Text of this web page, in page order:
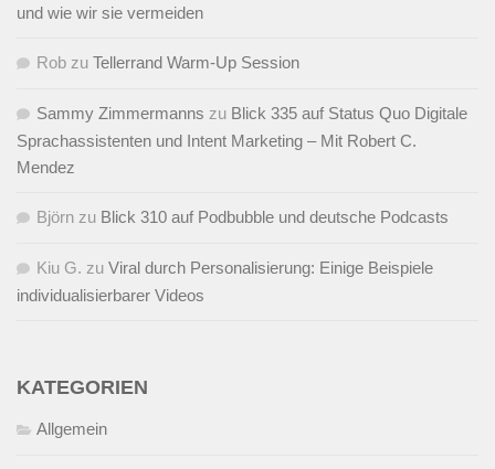
und wie wir sie vermeiden
Rob zu Tellerrand Warm-Up Session
Sammy Zimmermanns zu Blick 335 auf Status Quo Digitale
Sprachassistenten und Intent Marketing – Mit Robert C.
Mendez
Björn zu Blick 310 auf Podbubble und deutsche Podcasts
Kiu G. zu Viral durch Personalisierung: Einige Beispiele
individualisierbarer Videos
KATEGORIEN
Allgemein